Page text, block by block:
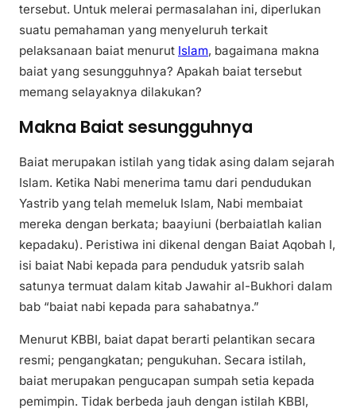
tersebut. Untuk melerai permasalahan ini, diperlukan
suatu pemahaman yang menyeluruh terkait
pelaksanaan baiat menurut Islam, bagaimana makna
baiat yang sesungguhnya? Apakah baiat tersebut
memang selayaknya dilakukan?
Makna Baiat sesungguhnya
Baiat merupakan istilah yang tidak asing dalam sejarah
Islam. Ketika Nabi menerima tamu dari pendudukan
Yastrib yang telah memeluk Islam, Nabi membaiat
mereka dengan berkata; baayiuni (berbaiatlah kalian
kepadaku). Peristiwa ini dikenal dengan Baiat Aqobah I,
isi baiat Nabi kepada para penduduk yatsrib salah
satunya termuat dalam kitab Jawahir al-Bukhori dalam
bab “baiat nabi kepada para sahabatnya.”
Menurut KBBI, baiat dapat berarti pelantikan secara
resmi; pengangkatan; pengukuhan. Secara istilah,
baiat merupakan pengucapan sumpah setia kepada
pemimpin. Tidak berbeda jauh dengan istilah KBBI,